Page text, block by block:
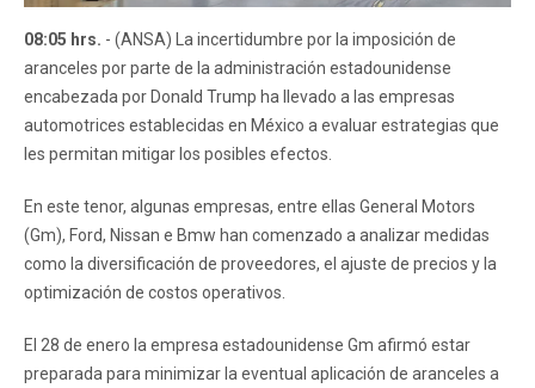
08:05 hrs. - (ANSA) La incertidumbre por la imposición de
aranceles por parte de la administración estadounidense
encabezada por Donald Trump ha llevado a las empresas
automotrices establecidas en México a evaluar estrategias que
les permitan mitigar los posibles efectos.
En este tenor, algunas empresas, entre ellas General Motors
(Gm), Ford, Nissan e Bmw han comenzado a analizar medidas
como la diversificación de proveedores, el ajuste de precios y la
optimización de costos operativos.
El 28 de enero la empresa estadounidense Gm afirmó estar
preparada para minimizar la eventual aplicación de aranceles a